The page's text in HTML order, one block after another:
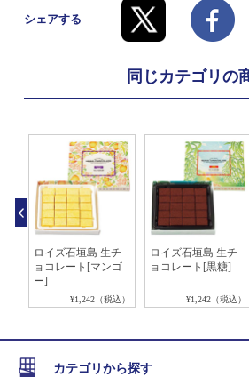
シェアする
同じカテゴリの
ロイズ石垣島 生チ
ョコレート[マンゴ
ー]
¥1,242（税込）
ロイズ石垣島 生チ
ョコレート[黒糖]
¥1,242（税込）
カテゴリから探す